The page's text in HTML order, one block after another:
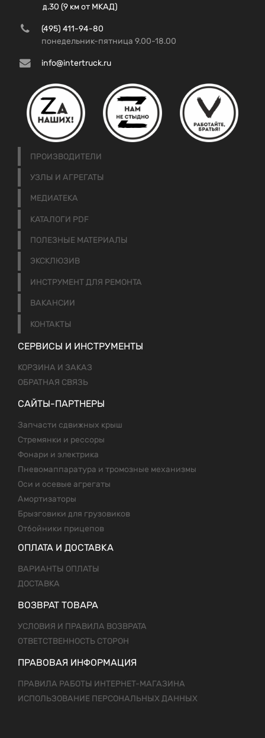
д.30 (9 км от МКАД)
(495) 411-94-80
понедельник-пятница 9.00-18.00
info@intertruck.ru
ПРОИЗВОДИТЕЛИ
УЗЛЫ И АГРЕГАТЫ
МЕДИАТЕКА
КАТАЛОГИ PDF
ПОЛЕЗНЫЕ МАТЕРИАЛЫ
ЭКСКЛЮЗИВ
ИНСТРУМЕНТ ДЛЯ РЕМОНТА
ВАКАНСИИ
КОНТАКТЫ
СЕРВИСЫ И ИНСТРУМЕНТЫ
КОРЗИНА И ЗАКАЗ
ОБРАТНАЯ СВЯЗЬ
САЙТЫ-ПАРТНЕРЫ
Запчасти сдвижных крыш
Стремянки и рессоры
Фонари и электрика
Пневомаппаратура и тромозные механизмы
Оси и осевые агрегаты
Амортизаторы
Брызговики для грузовиков
Отбойники прицепов
ОПЛАТА И ДОСТАВКА
ВАРИАНТЫ ОПЛАТЫ
ДОСТАВКА
ВОЗВРАТ ТОВАРА
УСЛОВИЯ И ПРАВИЛА ВОЗВРАТА
ОТВЕТСТВЕННОСТЬ СТОРОН
ПРАВОВАЯ ИНФОРМАЦИЯ
ПРАВИЛА РАБОТЫ ИНТЕРНЕТ-МАГАЗИНА
ИСПОЛЬЗОВАНИЕ ПЕРСОНАЛЬНЫХ ДАННЫХ